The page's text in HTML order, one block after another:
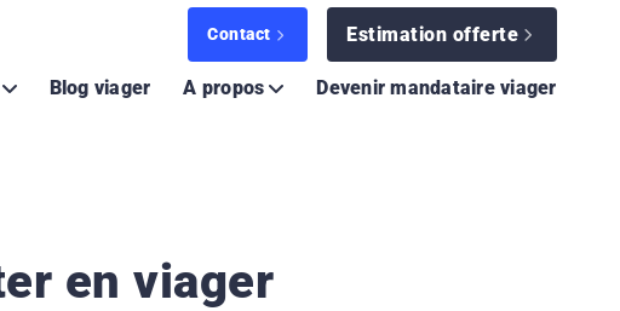
Contact Estimation offerte
Blog viager A propos Devenir mandataire viager
en viager